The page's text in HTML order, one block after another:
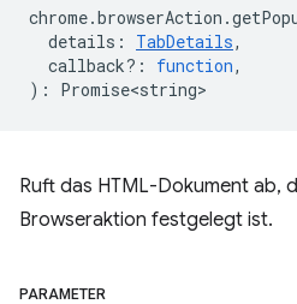
chrome.browserAction .
details : TabDetails,
callback? : function,
) : Promise<string>
Ruft das HTML-Dokument ab,
Browseraktion festgelegt ist.
PARAMETER